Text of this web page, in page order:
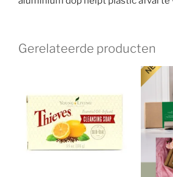
Gerelateerde producten